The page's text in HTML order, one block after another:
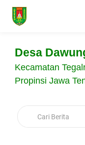
Desa
Kecamatan
Propinsi Jawa